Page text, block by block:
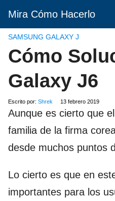
Mira Cómo Hacerlo
SAMSUNG GALAXY J
Cómo
Galaxy J6
Escrito por: Shrek 13 febrero 2019
Aunque es cierto que
familia de la firma
desde muchos puntos
Lo cierto es que en
importantes para los